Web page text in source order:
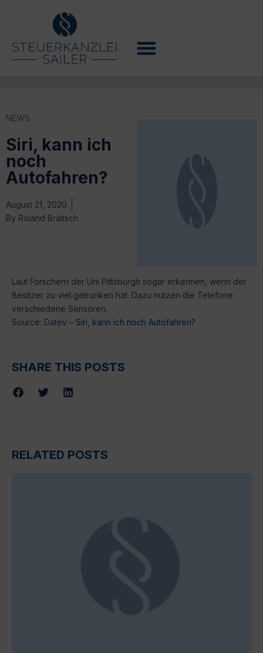
NEWS
Siri, kann ich
noch
Autofahren?
August 21, 2020
By Roland Braitsch
Laut Forschern der Uni Pittsburgh sogar erkennen, wenn der
Besitzer zu viel getrunken hat. Dazu nutzen die Telefone
verschiedene Sensoren.
Source: Datev – Siri, kann ich noch Autofahren?
SHARE THIS POSTS
RELATED POSTS